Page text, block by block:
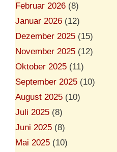
Februar 2026 (8)
Januar 2026 (12)
Dezember 2025 (15)
November 2025 (12)
Oktober 2025 (11)
September 2025 (10)
August 2025 (10)
Juli 2025 (8)
Juni 2025 (8)
Mai 2025 (10)